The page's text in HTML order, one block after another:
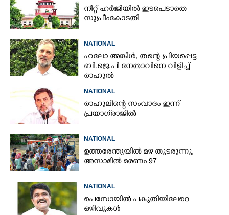
നീറ്റ് ഹർജിയിൽ ഇടപെടാതെ
സുപ്രീംകോടതി
NATIONAL
ഹലോ അങ്കിൾ,​ തന്റെ പ്രിയപ്പെട്ട
ബി.ജെ.പി നേതാവിനെ വിളിച്ച്
രാഹുൽ
NATIONAL
രാഹുലിന്റെ സംവാദം ഇന്ന്
പ്രയാഗ്‌രാജിൽ
NATIONAL
ഉത്തരേന്ത്യയിൽ മഴ തുടരുന്നു,​
അസാമിൽ മരണം 97
NATIONAL
പെസോയിൽ പകുതിയിലേറെ
ഒഴിവുകൾ